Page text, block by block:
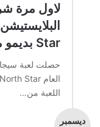
لاول مرة
Star بديمو مطول..
اللعبة من…
ديسمبر